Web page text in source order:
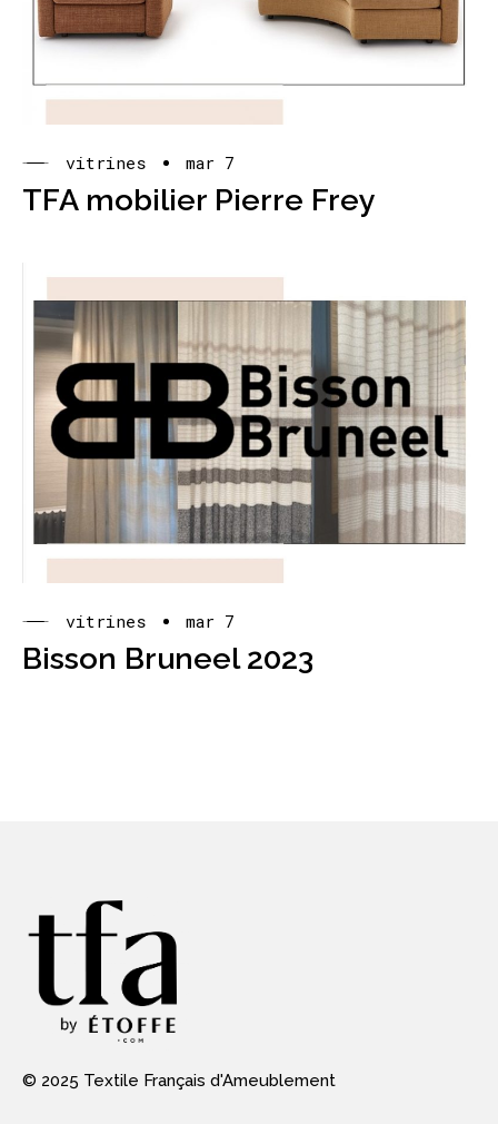
vitrines mar 7
TFA mobilier Pierre Frey
vitrines mar 7
Bisson Bruneel 2023
© 2025 Textile Français d'Ameublement